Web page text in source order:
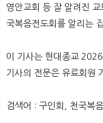
영안교회 등 잘 알려진
국복음전도회를 알리는
이 기사는 현대종교
기사의 전문은 유료회원
검색어 : 구인회, 천국복